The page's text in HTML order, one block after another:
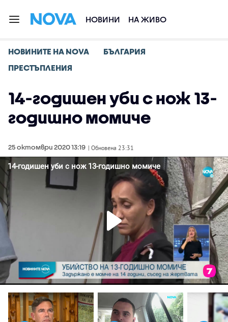
НОВИНИ НА ЖИВО
НОВИНИТЕ НА NOVA
БЪЛГАРИЯ
ПРЕСТЪПЛЕНИЯ
14-годишен уби с нож 13-
годишно момиче
25 октомври 2020 13:19 | Обновена 23:31